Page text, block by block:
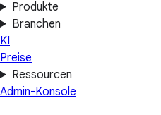
Produkte
Branchen
KI
Preise
Ressourcen
Admin-Konsole